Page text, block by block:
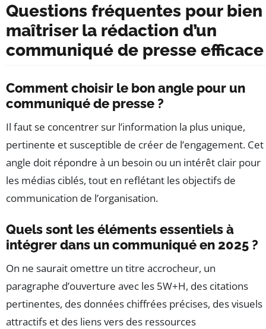
Questions fréquentes pour bien
maîtriser la rédaction d’un
communiqué de presse efficace
Comment choisir le bon angle pour un
communiqué de presse ?
Il faut se concentrer sur l’information la plus unique,
pertinente et susceptible de créer de l’engagement. Cet
angle doit répondre à un besoin ou un intérêt clair pour
les médias ciblés, tout en reflétant les objectifs de
communication de l’organisation.
Quels sont les éléments essentiels à
intégrer dans un communiqué en 2025 ?
On ne saurait omettre un titre accrocheur, un
paragraphe d’ouverture avec les 5W+H, des citations
pertinentes, des données chiffrées précises, des visuels
attractifs et des liens vers des ressources